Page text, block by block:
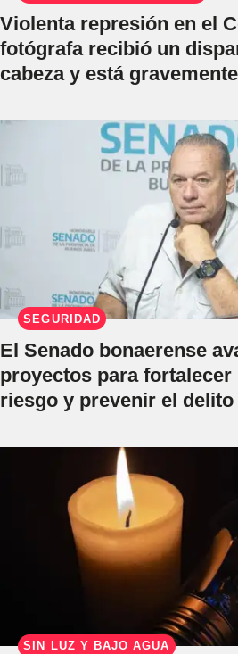
Violenta represión en el
fotógrafa recibió un
cabeza y está
SEGURIDAD
El Senado bonaerense
proyectos para fortalecer
riesgo y prevenir el delito
SIN LUZ Y BAJO AGUA